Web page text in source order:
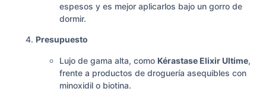
espesos y es mejor aplicarlos bajo un gorro de
dormir.
Presupuesto
Lujo de gama alta, como Kérastase Elixir Ultime,
frente a productos de droguería asequibles con
minoxidil o biotina.